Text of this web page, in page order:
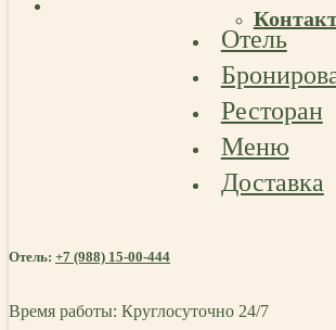
Отель
Ресторан
Меню
Доставка
Отель: +7 (988) 15-00-444
Время работы: Круглосуточно 24/7